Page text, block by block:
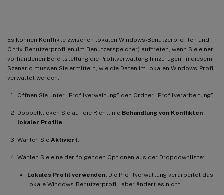
Es können Konflikte zwischen lokalen Windows-Benutzerprofilen und
Citrix-Benutzerprofilen (im Benutzerspeicher) auftreten, wenn Sie einer
vorhandenen Bereitstellung die Profilverwaltung hinzufügen. In diesem
Szenario müssen Sie ermitteln, wie die Daten im lokalen Windows-Profil
verwaltet werden.
Öffnen Sie unter “Profilverwaltung” den Ordner “Profilverarbeitung”.
Doppelklicken Sie auf die Richtlinie Behandlung von Konflikten
lokaler Profile
Wählen Sie Aktiviert
Wählen Sie eine der folgenden Optionen aus der Dropdownliste:
Lokales Profil verwenden. Die Profilverwaltung verarbeitet das
lokale Windows-Benutzerprofil, aber ändert es nicht.